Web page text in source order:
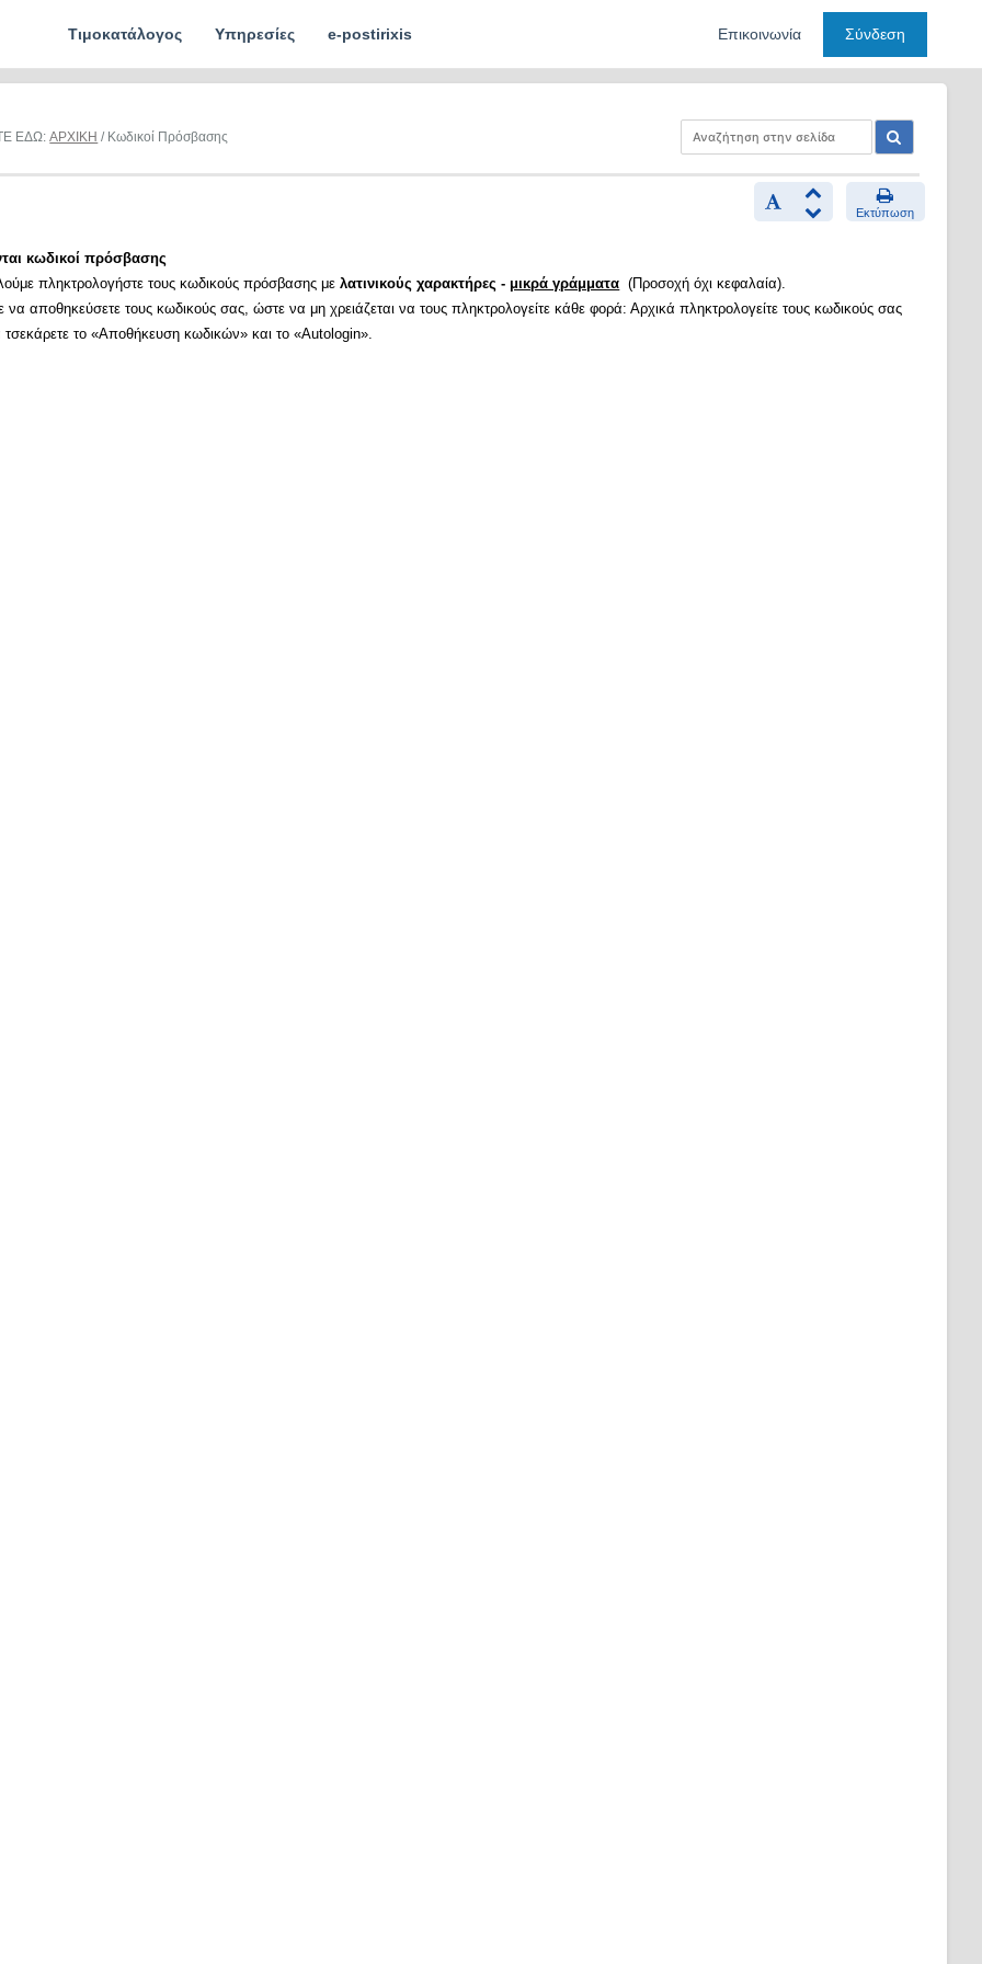
Τιμοκατάλογος Υπηρεσίες e-postirixis Επικοινωνία Σύνδεση
ΕΔΩ:ΑΡΧΙΚΗ / Κωδικοί Πρόσβασης
Εκτύπωση
κωδικοί πρόσβασης
πληκτρολογήστε τους κωδικούς πρόσβασης μελατινικούς χαρακτήρες - μικρά γράμματα (Προσοχή όχι κεφαλαία).
να αποθηκεύσετε τους κωδικούς σας, ώστε να μη χρειάζεται να τους πληκτρολογείτε κάθε φορά: Αρχικά πληκτρολογείτε τους κωδικούς σας
τσεκάρετε το «Αποθήκευση κωδικών» και το «Autologin».